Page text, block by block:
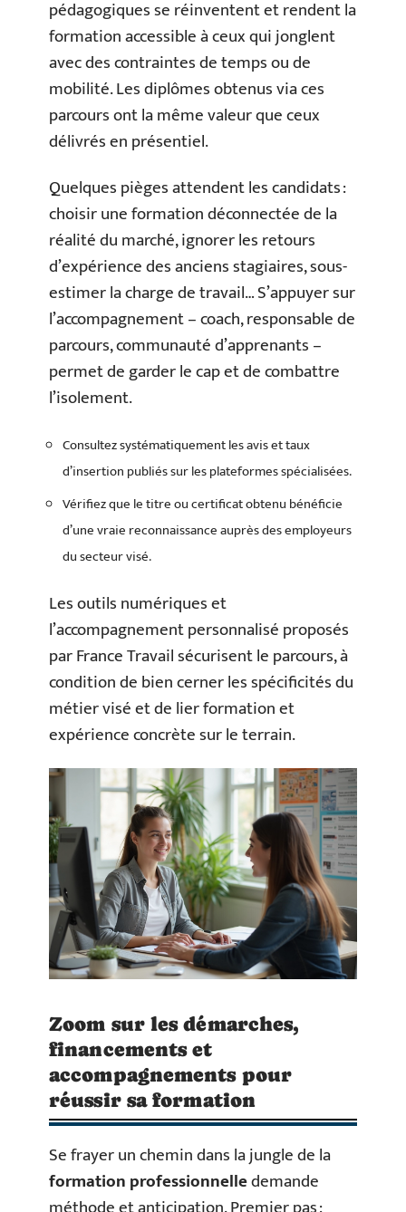
pédagogiques se réinventent et rendent la
formation accessible à ceux qui jonglent
avec des contraintes de temps ou de
mobilité. Les diplômes obtenus via ces
parcours ont la même valeur que ceux
délivrés en présentiel.
Quelques pièges attendent les candidats :
choisir une formation déconnectée de la
réalité du marché, ignorer les retours
d’expérience des anciens stagiaires, sous-
estimer la charge de travail… S’appuyer sur
l’accompagnement – coach, responsable de
parcours, communauté d’apprenants –
permet de garder le cap et de combattre
l’isolement.
Consultez systématiquement les avis et taux
d’insertion publiés sur les plateformes spécialisées.
Vérifiez que le titre ou certificat obtenu bénéficie
d’une vraie reconnaissance auprès des employeurs
du secteur visé.
Les outils numériques et
l’accompagnement personnalisé proposés
par France Travail sécurisent le parcours, à
condition de bien cerner les spécificités du
métier visé et de lier formation et
expérience concrète sur le terrain.
Zoom sur les démarches,
financements et
accompagnements pour
réussir sa formation
Se frayer un chemin dans la jungle de la
formation professionnelledemande